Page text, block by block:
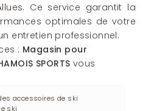
. Ce service garantit la
optimales de votre
entretien professionnel.
: Magasin pour
SPORTS vous
accessoires de ski
ski